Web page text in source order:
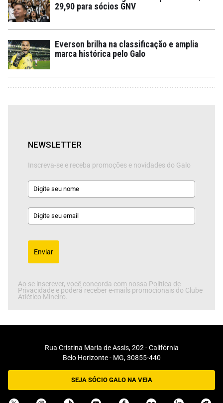
29,90 para sócios GNV
Everson brilha na classificação e amplia
marca histórica pelo Galo
NEWSLETTER
Inscreva-se e receba promoções e novidades do Galo
Enviar
Ao se inscrever, você concorda com nossa Política de
Privacidade e poderá receber e-mails promocionais do Clube
Atlético Mineiro.
Rua Cristina Maria de Assis, 202 - Califórnia
Belo Horizonte - MG, 30855-440
SEJA SÓCIO GALO NA VEIA